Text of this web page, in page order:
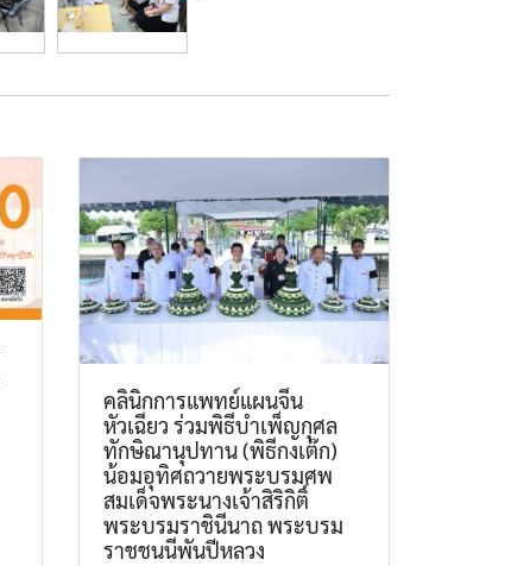
คลินิกการแพทย์แผนจีน
หัวเฉียว ร่วมพิธีบำเพ็ญกุศล
ทักษิณานุปทาน (พิธีกงเต๊ก)
น้อมอุทิศถวายพระบรมศพ
สมเด็จพระนางเจ้าสิริกิติ์
พระบรมราชินีนาถ พระบรม
ราชชนนีพันปีหลวง